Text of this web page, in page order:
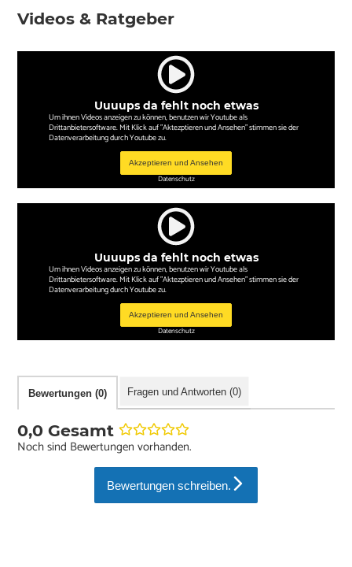
Videos & Ratgeber
Uuuups da fehlt noch etwas
Um ihnen Videos anzeigen zu können, benutzen wir Youtube als
Drittanbietersoftware. Mit Klick auf "Aktezptieren und Ansehen" stimmen sie der
Datenverarbeitung durch Youtube zu.
Akzeptieren und Ansehen
Datenschutz
Uuuups da fehlt noch etwas
Um ihnen Videos anzeigen zu können, benutzen wir Youtube als
Drittanbietersoftware. Mit Klick auf "Aktezptieren und Ansehen" stimmen sie der
Datenverarbeitung durch Youtube zu.
Akzeptieren und Ansehen
Datenschutz
Bewertungen (0) Fragen und Antworten (0)
0,0 Gesamt
Noch sind Bewertungen vorhanden.
Bewertungen schreiben.